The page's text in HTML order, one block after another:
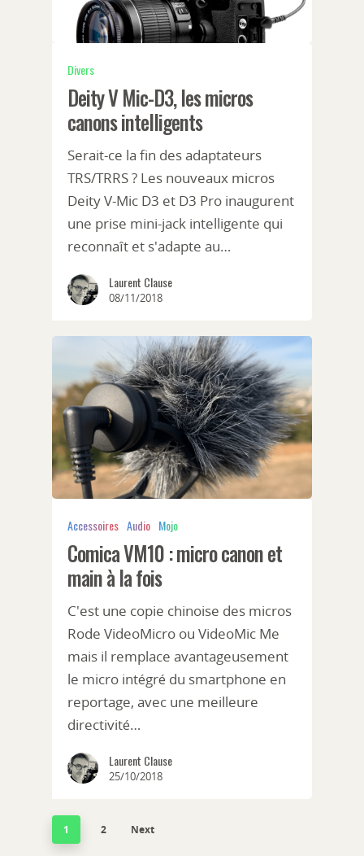
Divers
Deity V Mic-D3, les micros
canons intelligents
Serait-ce la fin des adaptateurs
TRS/TRRS ? Les nouveaux micros
Deity V-Mic D3 et D3 Pro inaugurent
une prise mini-jack intelligente qui
reconnaît et s'adapte au…
Laurent Clause
08/11/2018
Accessoires Audio Mojo
Comica VM10 : micro canon et
main à la fois
C'est une copie chinoise des micros
Rode VideoMicro ou VideoMic Me
mais il remplace avantageusement
le micro intégré du smartphone en
reportage, avec une meilleure
directivité…
Laurent Clause
25/10/2018
1 2 Next
Généralités
A la une